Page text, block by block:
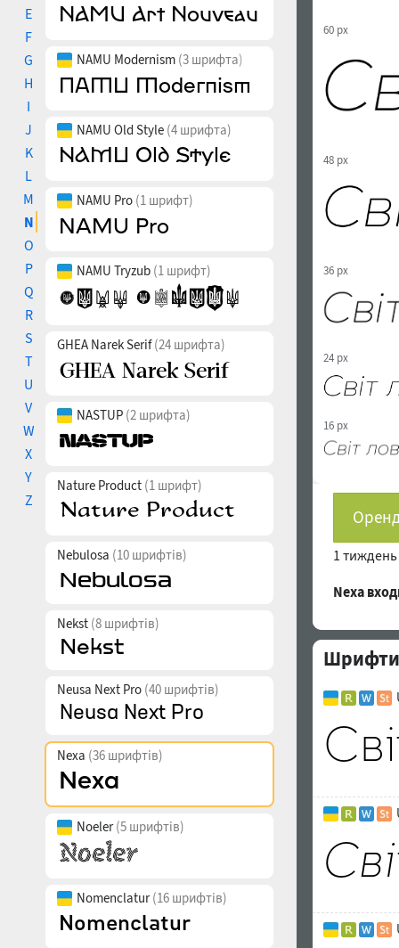
E
F
G
H
I
J
K
L
M
N
O
P
Q
R
S
T
U
V
W
X
Y
Z
NAMU Modernism (3 шрифта)
NAMU Old Style (4 шрифта)
NAMU Pro (1 шрифт)
NAMU Tryzub (1 шрифт)
GHEA Narek Serif(24 шрифта)
NASTUP (2 шрифта)
Nature Product (1 шрифт)
Nebulosa (10 шрифтів)
Nekst (8 шрифтів)
Neusa Next Pro (40 шрифтів)
Nexa (36 шрифтів)
Noeler(5 шрифтів)
Nomenclatur(16 шрифтів)
60 px
48 px
36 px
24 px
16 px
1
Nexa
Шрифти